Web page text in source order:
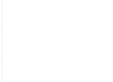
ださい。
しないようお願いしま
バーズにご登録され
することをご了承くだ
及ぼさない年数を意
三者に通知します。
場合は、取り引きをい
当のオムロン制御